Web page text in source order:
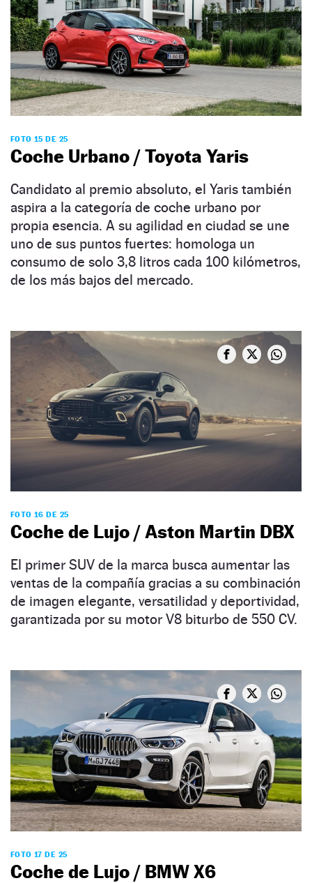
FOTO 15 DE 25
Coche Urbano / Toyota Yaris
Candidato al premio absoluto, el Yaris también
aspira a la categoría de coche urbano por
propia esencia. A su agilidad en ciudad se une
uno de sus puntos fuertes: homologa un
consumo de solo 3,8 litros cada 100 kilómetros,
de los más bajos del mercado.
FOTO 16 DE 25
Coche de Lujo / Aston Martin DBX
El primer SUV de la marca busca aumentar las
ventas de la compañía gracias a su combinación
de imagen elegante, versatilidad y deportividad,
garantizada por su motor V8 biturbo de 550 CV.
FOTO 17 DE 25
Coche de Lujo / BMW X6